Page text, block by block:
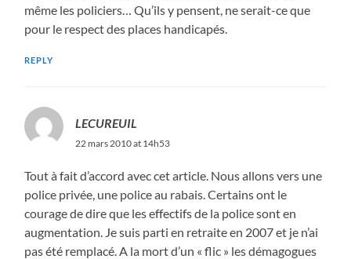
même les policiers… Qu’ils y pensent, ne serait-ce que
pour le respect des places handicapés.
REPLY
LECUREUIL
22 mars 2010 at 14h53
Tout à fait d’accord avec cet article. Nous allons vers une
police privée, une police au rabais. Certains ont le
courage de dire que les effectifs de la police sont en
augmentation. Je suis parti en retraite en 2007 et je n’ai
pas été remplacé. A la mort d’un « flic » les démagogues